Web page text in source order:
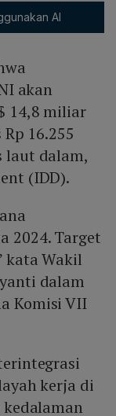
AI
akan
14,8 miliar
16.255
laut dalam,
(IDD).
2024. Target
kata Wakil
dalam
Komisi VII
kerja di